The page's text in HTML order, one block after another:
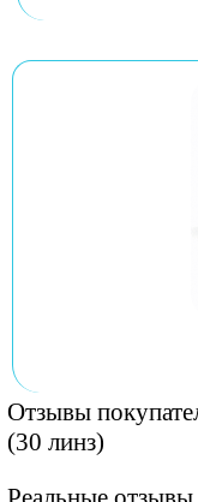
Отзывы
(30 линз)